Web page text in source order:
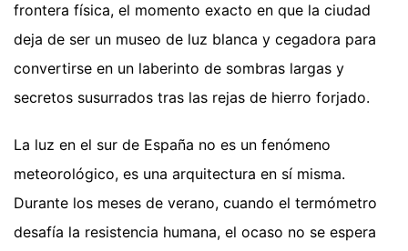
frontera física, el momento exacto en que la ciudad
deja de ser un museo de luz blanca y cegadora para
convertirse en un laberinto de sombras largas y
secretos susurrados tras las rejas de hierro forjado.
La luz en el sur de España no es un fenómeno
meteorológico, es una arquitectura en sí misma.
Durante los meses de verano, cuando el termómetro
desafía la resistencia humana, el ocaso no se espera